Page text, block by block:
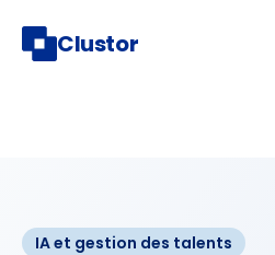
Clustor
IA et gestion des talents